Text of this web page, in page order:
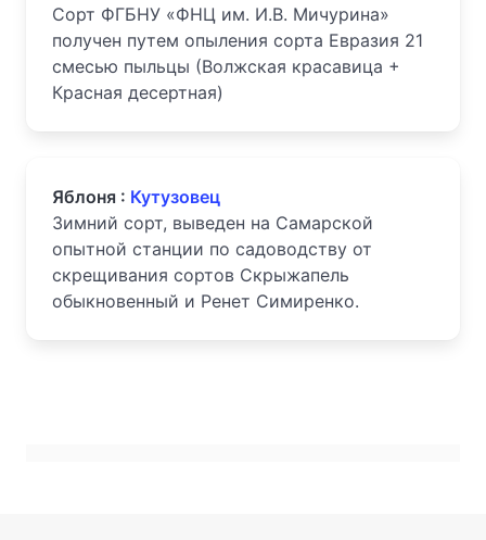
Сорт ФГБНУ «ФНЦ им. И.В. Мичурина»
получен путем опыления сорта Евразия 21
смесью пыльцы (Волжская красавица +
Красная десертная)
Яблоня : Кутузовец
Зимний сорт, выведен на Самарской
опытной станции по садоводству от
скрещивания сортов Скрыжапель
обыкновенный и Ренет Симиренко.